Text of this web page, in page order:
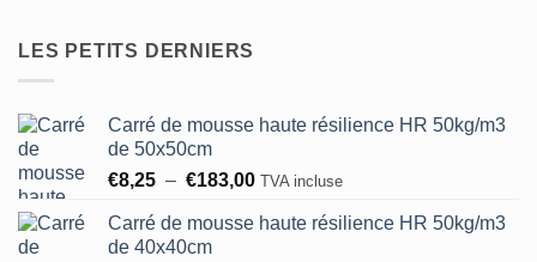
LES PETITS DERNIERS
Carré de mousse haute résilience HR 50kg/m3
de 50x50cm
€8,25 – €183,00Plage
prix :
TVA incluse
Carré de mousse haute résilience HR 50kg/m3
de 40x40cm